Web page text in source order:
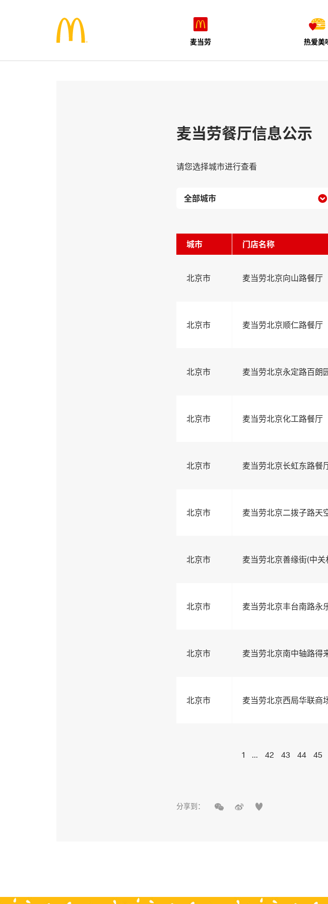
麦当劳 热爱美
麦当劳餐厅信息公示
请您选择城市进行查看

城市 门店名称
北京市 麦当劳北京向山路餐厅
北京市 麦当劳北京顺仁路餐厅
北京市 麦当劳北京永定路百朗
北京市 麦当劳北京化工路餐厅
北京市 麦当劳北京长虹东路餐
北京市 麦当劳北京二拨子路天
北京市 麦当劳北京善缘街(中关
北京市 麦当劳北京丰台南路永
北京市 麦当劳北京南中轴路得
北京市 麦当劳北京西局华联商
1 ... 42 43 44 45
分享到：   